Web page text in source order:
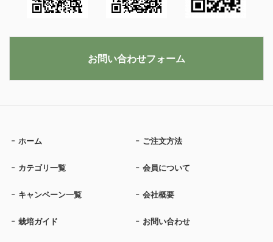
ホーム ご注文方法
カテゴリ一覧 会員について
キャンペーン一覧 会社概要
栽培ガイド お問い合わせ
お問い合わせフォーム